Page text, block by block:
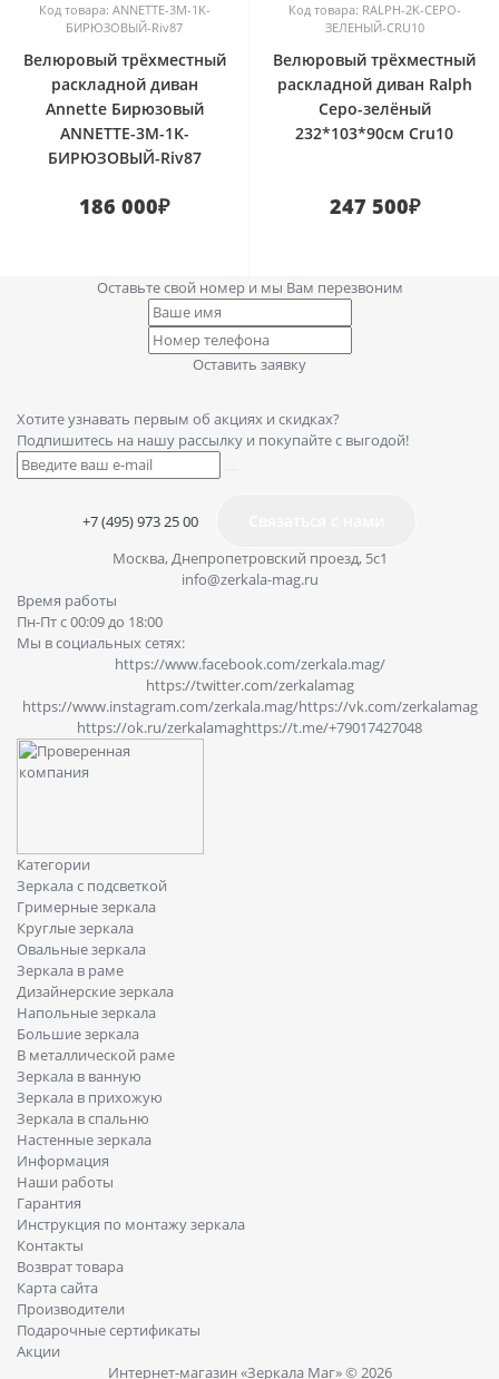
Код товара: ANNETTE-3M-1K-
БИРЮЗОВЫЙ-Riv87
Велюровый трёхместный
раскладной диван
Annette Бирюзовый
ANNETTE-3M-1K-
БИРЮЗОВЫЙ-Riv87
186 000₽
Код товара: RALPH-2K-СЕРО-
ЗЕЛЕНЫЙ-CRU10
Велюровый трёхместный
раскладной диван Ralph
Серо-зелёный
232*103*90см Cru10
247 500₽
Оставьте свой номер и мы Вам перезвоним
Оставить заявку
Хотите узнавать первым об акциях и скидках?
Подпишитесь на нашу рассылку и покупайте с выгодой!
+7 (495) 973 25 00
Москва, Днепропетровский проезд, 5с1
info@zerkala-mag.ru
Категории
Зеркала с подсветкой
Гримерные зеркала
Круглые зеркала
Овальные зеркала
Зеркала в раме
Дизайнерские зеркала
Напольные зеркала
Большие зеркала
В металлической раме
Зеркала в ванную
Зеркала в прихожую
Зеркала в спальню
Настенные зеркала
Информация
Наши работы
Гарантия
Инструкция по монтажу зеркала
Контакты
Возврат товара
Карта сайта
Производители
Подарочные сертификаты
Акции
Время работы
Пн-Пт с 00:09 до 18:00
Мы в социальных сетях:
https://www.facebook.com/zerkala.mag/
https://twitter.com/zerkalamag
https://www.instagram.com/zerkala.mag/https://vk.com/zerkalamag
https://ok.ru/zerkalamaghttps://t.me/+79017427048
Интернет-магазин «Зеркала Маг» © 2026